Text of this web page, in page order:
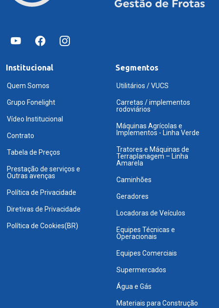
Institucional
Quem Somos
Grupo Fonelight
Vídeo Institucional
Contrato
Tabela de Preços
Prestação de serviços e
Outras avenças
Política de Privacidade
Diretivas de Privacidade
Política de Cookies(BR)
Segmentos
Utilitários / VUCS
Carretas / implementos
rodoviários
Máquinas Agrícolas e
Implementos - Linha Verde
Tratores e Máquinas de
Terraplanagem – Linha
Amarela
Caminhões
Geradores
Locadoras de Veículos
Equipes Técnicas e
Operacionais
Equipes Comerciais
Supermercados
Água e Gás
Materiais para Construção